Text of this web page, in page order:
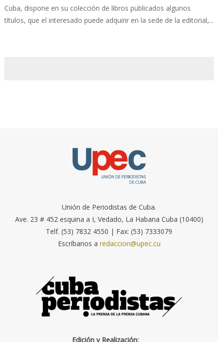
Cuba, dispone en su colección de libros publicados algunos
títulos, que el interesado puede adquirir en la sede de la editorial,...
Unión de Periodistas de Cuba.
Ave. 23 # 452 esquina a I, Vedado, La Habana Cuba (10400)
Telf. (53) 7832 4550 | Fax: (53) 7333079
Escríbanos a redaccion@upec.cu
Edición y Realización: